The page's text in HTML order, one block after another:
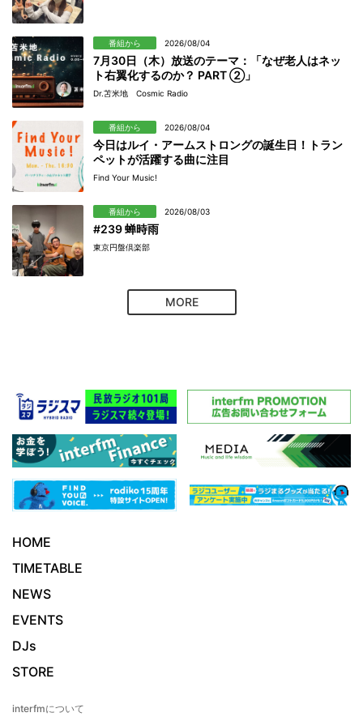
番組から 2026/08/04
7月30日（木）放送のテーマ：「なぜ老人はネッ
ト右翼化するのか？ PART ②」
Dr.苫米地 Cosmic Radio
番組から 2026/08/04
今日はルイ・アームストロングの誕生日！トラン
ペットが活躍する曲に注目
Find Your Music!
番組から 2026/08/03
#239 蝉時雨
東京円盤倶楽部
MORE
HOME
TIMETABLE
NEWS
EVENTS
DJs
STORE
interfmについて